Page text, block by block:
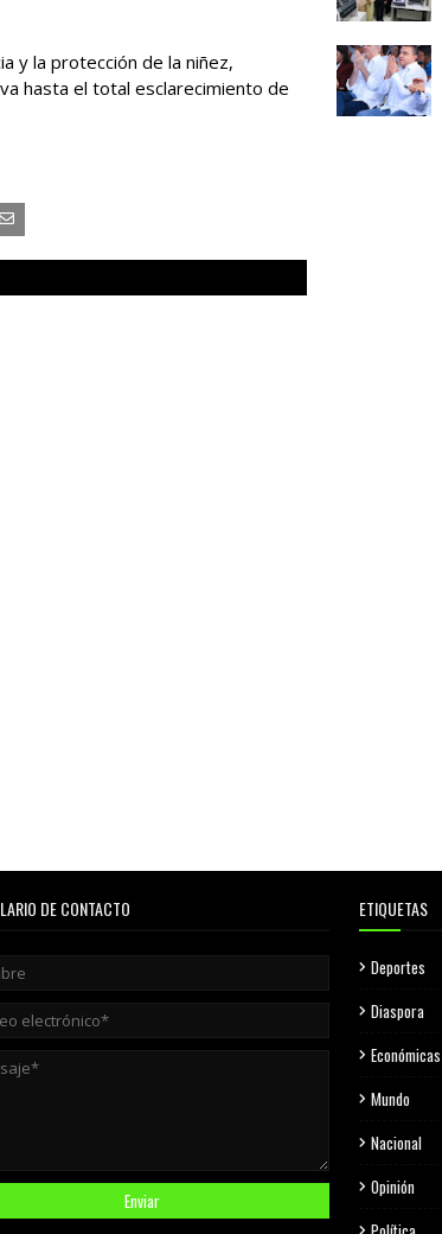
y la protección de la niñez,
hasta el total esclarecimiento de
DE CONTACTO ETIQUETAS
Deportes
Diaspora
Económicas
Mundo
Nacional
Opinión